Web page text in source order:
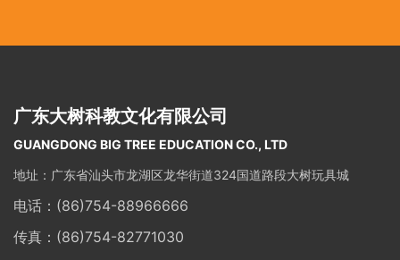
广东大树科教文化有限公司
GUANGDONG BIG TREE EDUCATION CO., LTD
地址：广东省汕头市龙湖区龙华街道324国道路段大树玩具城
电话： (86)754-88966666
传真：(86)754-82771030